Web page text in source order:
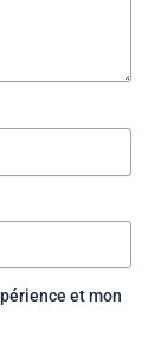
et mon